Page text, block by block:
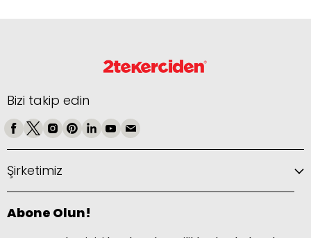
Bizi takip edin
Şirketimiz
Abone Olun!